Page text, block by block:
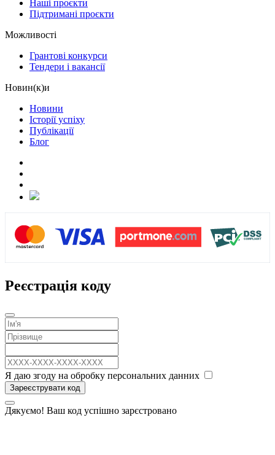
Наші проєкти
Підтримані проєкти
Можливості
Грантові конкурси
Тендери і вакансії
Новин(к)и
Новини
Історії успіху
Публікації
Блог
Реєстрація коду
Я даю згоду на обробку персональних данних
Зареєструвати код
Дякуємо! Ваш код успішно зарєстровано